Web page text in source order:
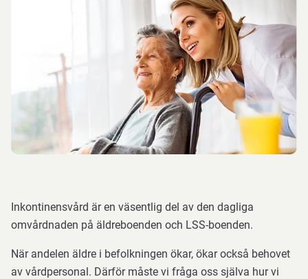
Inkontinensvård är en väsentlig del av den dagliga
omvårdnaden på äldreboenden och LSS-boenden.
När andelen äldre i befolkningen ökar, ökar också behovet
av vårdpersonal. Därför måste vi fråga oss själva hur vi